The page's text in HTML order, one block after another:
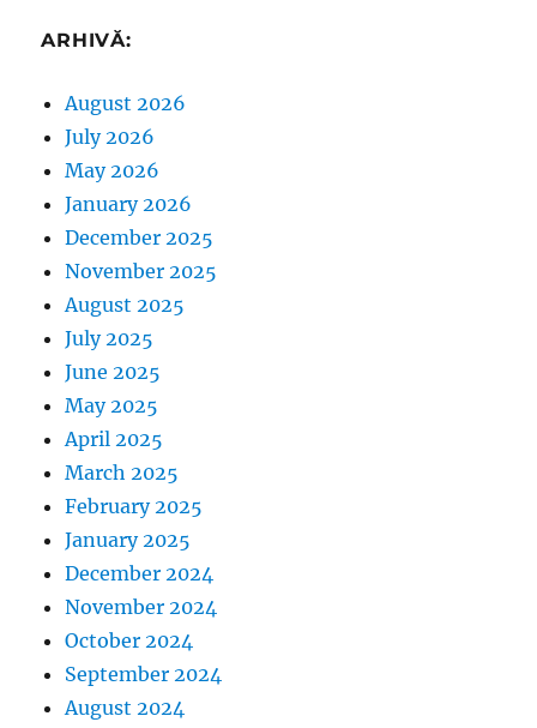
ARHIVĂ:
August 2026
July 2026
May 2026
January 2026
December 2025
November 2025
August 2025
July 2025
June 2025
May 2025
April 2025
March 2025
February 2025
January 2025
December 2024
November 2024
October 2024
September 2024
August 2024